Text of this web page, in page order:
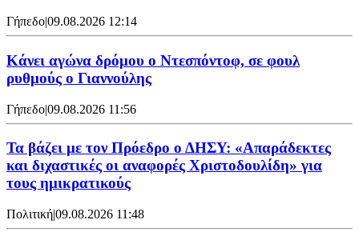
Γήπεδο|09.08.2026 12:14
Kάνει αγώνα δρόμου ο Ντεσπόντοφ, σε φουλ
ρυθμούς ο Γιαννούλης
Γήπεδο|09.08.2026 11:56
Τα βάζει με τον Πρόεδρο ο ΔΗΣΥ: «Απαράδεκτες
και διχαστικές οι αναφορές Χριστοδουλίδη» για
τους ημικρατικούς
Πολιτική|09.08.2026 11:48